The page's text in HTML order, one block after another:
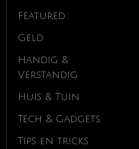
Featured
Geld
Handig &
Verstandig
Huis & Tuin
Tech & Gadgets
Tips en tricks